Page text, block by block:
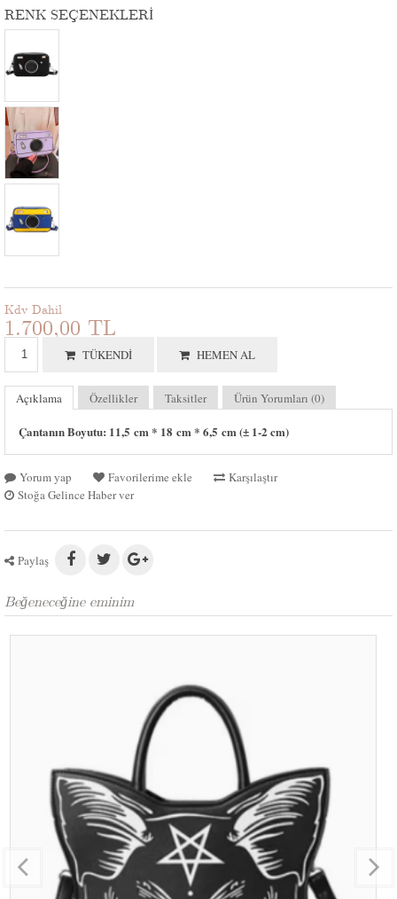
RENK SEÇENEKLERI
Kdv Dahil
1.700,00 TL
TÜKENDI HEMEN AL
Açıklama Özellikler Taksitler Ürün Yorumları (0)
Çantanın Boyutu: 11,5 cm * 18 cm * 6,5 cm (± 1-2 cm)
Yorum yap Favorilerime ekle
Karşılaştır
Stoğa Gelince Haber ver
Paylaş
Beğeneceğine eminim